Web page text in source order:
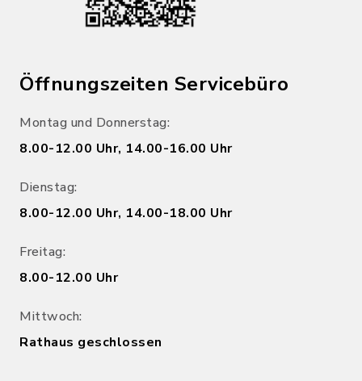
Öffnungszeiten Servicebüro
Montag und Donnerstag:
8.00-12.00 Uhr, 14.00-16.00 Uhr
Dienstag:
8.00-12.00 Uhr, 14.00-18.00 Uhr
Freitag:
8.00-12.00 Uhr
Mittwoch:
Rathaus geschlossen